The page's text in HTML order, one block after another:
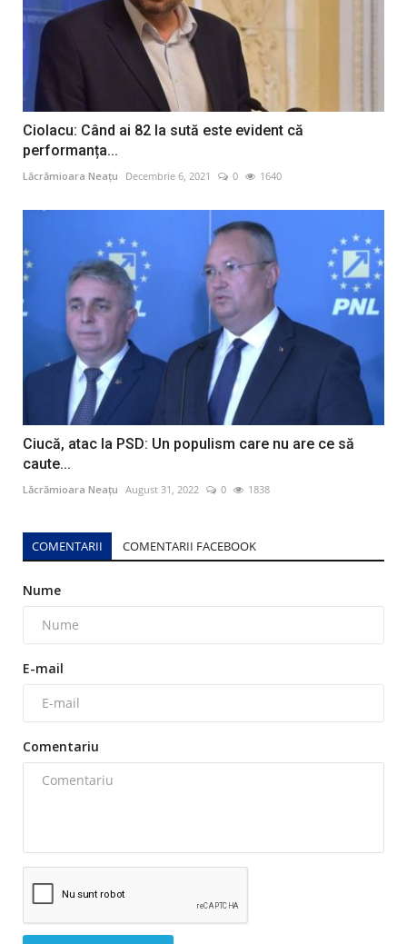
Ciolacu: Când ai 82 la sută este evident că
performanța...
Lăcrămioara Neațu Decembrie 6, 2021 0 1640
Ciucă, atac la PSD: Un populism care nu are ce să
caute...
Lăcrămioara Neațu August 31, 2022 0 1838
COMENTARII COMENTARII FACEBOOK
Nume
E-mail
Comentariu